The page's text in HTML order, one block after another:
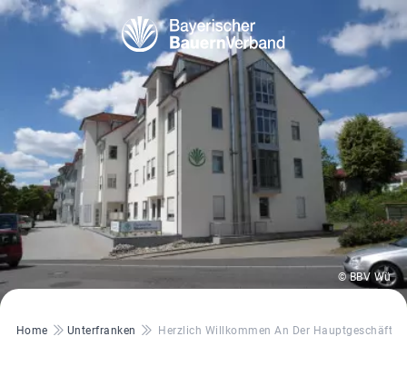
© BBV Wü
Pfadnavigation
Home Unterfranken Herzlich Willkommen An Der